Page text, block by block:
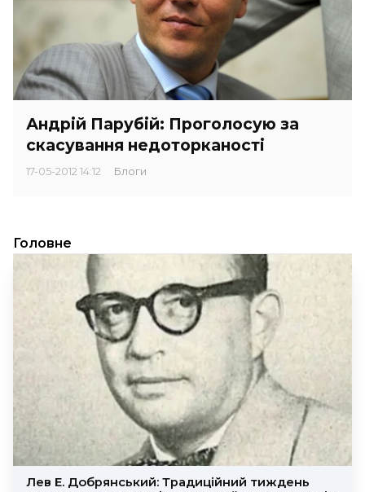
Андрій Парубій: Проголосую за
скасування недоторканості
17-05-2012 14:12 Блоги
Головне
Лев Е. Добрянський: Традиційний тиждень